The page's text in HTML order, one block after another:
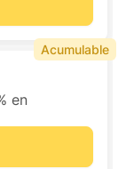
en
Acumulable